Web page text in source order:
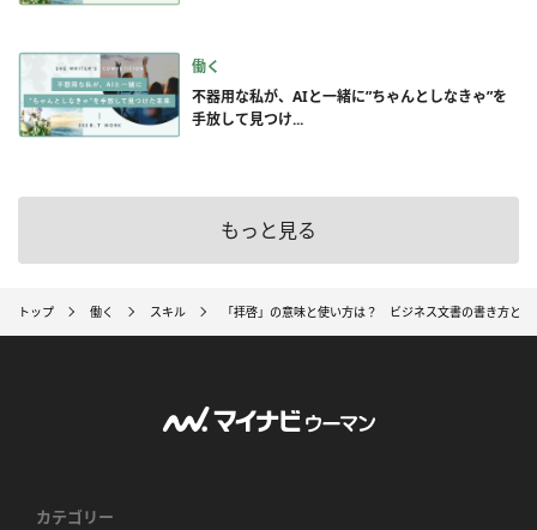
働く
不器用な私が、AIと一緒に”ちゃんとしなきゃ”を
手放して見つけ...
もっと見る
トップ 働く スキル 「拝啓」の意味と使い方は？ ビジネス文書の書き方と例
カテゴリー